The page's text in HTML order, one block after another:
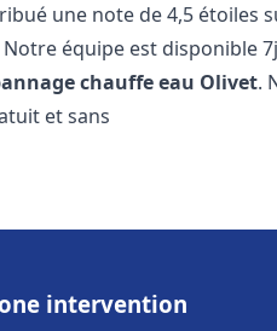
une note de 4,5 étoiles
équipe est disponible
chauffe eau Olivet.
et sans
intervention